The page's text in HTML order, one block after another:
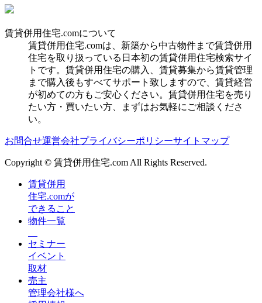
賃貸併用住宅.comについて
賃貸併用住宅.comは、新築から中古物件まで賃貸併用
住宅を取り扱っている日本初の賃貸併用住宅検索サイ
トです。賃貸併用住宅の購入、賃貸募集から賃貸管理
まで購入後もすべてサポート致しますので、賃貸経営
が初めての方もご安心ください。賃貸併用住宅を売り
たい方・買いたい方、まずはお気軽にご相談くださ
い。
お問合せ運営会社プライバシーポリシーサイトマップ
Copyright © 賃貸併用住宅.com All Rights Reserved.
賃貸併用
住宅.comが
できること
物件一覧
セミナー
イベント
取材
売主
管理会社様へ